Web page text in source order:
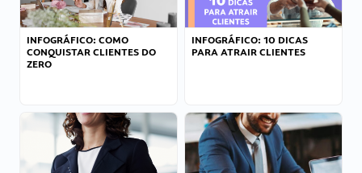
INFOGRÁFICO: COMO
CONQUISTAR CLIENTES DO
ZERO
INFOGRÁFICO: 10 DICAS
PARA ATRAIR CLIENTES